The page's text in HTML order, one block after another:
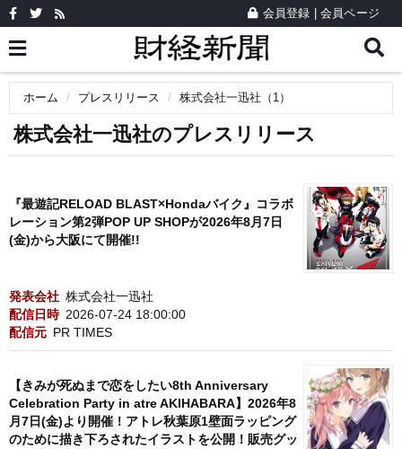
会員登録 会員ページ
ホーム プレスリリース 株式会社一迅社（1）
株式会社一迅社のプレスリリース
『最遊記RELOAD BLAST×Hondaバイク』コラボ
レーション第2弾POP UP SHOPが2026年8月7日
(金)から大阪にて開催!!
発表会社 株式会社一迅社
配信日時 2026-07-24 18:00:00
配信元 PR TIMES
【きみが死ぬまで恋をしたい8th Anniversary
Celebration Party in atre AKIHABARA】2026年8
月7日(金)より開催！アトレ秋葉原1壁面ラッピング
のために描き下ろされたイラストを公開！販売グッ